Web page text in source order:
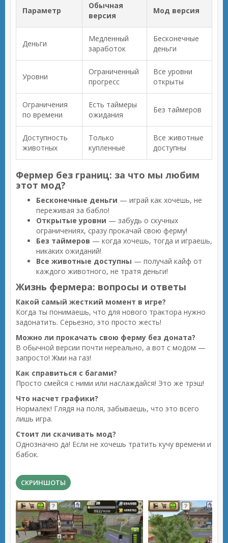
Параметр
Обычная
версия
Мод версия
Деньги
Медленный
заработок
Бесконечные
деньги
Уровни
Ограниченный
прогресс
Все уровни
открыты
Ограничения
по времени
Есть таймеры
ожидания
Без таймеров
Доступность
животных
Только
купленные
Все животные
доступны
Фермер без границ: за что мы любим
этот мод?
Бесконечные деньги — играй как хочешь, не
переживая за бабло!
Открытые уровни — забудь о скучных
ограничениях, сразу прокачай свою ферму!
Без таймеров — когда хочешь, тогда и играешь,
никаких ожиданий!
Все животные доступны — получай кайф от
каждого животного, не тратя деньги!
Жизнь фермера: вопросы и ответы
Какой самый жесткий момент в игре?
Когда ты понимаешь, что для нового трактора нужно
задонатить. Серьезно, это просто жесть!
Можно ли прокачать свою ферму без доната?
В обычной версии почти нереально, а вот с модом —
запросто! Жми на газ!
Как справиться с багами?
Просто смейся с ними или наслаждайся! Это же трэш!
Что насчет графики?
Нормалек! Глядя на поля, забываешь, что это всего
лишь игра.
Стоит ли скачивать мод?
Однозначно да! Если не хочешь тратить кучу времени и
бабок.
СКРИНШОТЫ